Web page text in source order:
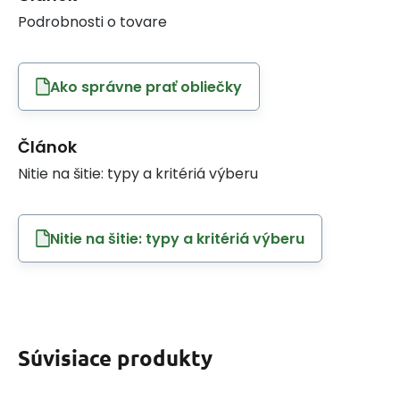
Podrobnosti o tovare
Ako správne prať obliečky
Článok
Nitie na šitie: typy a kritériá výberu
Nitie na šitie: typy a kritériá výberu
Súvisiace produkty